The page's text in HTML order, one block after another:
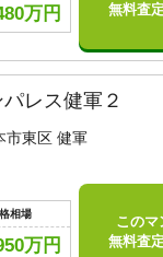
万円
無料査
レス健軍２
市東区 健軍
相場
万円
このマ
無料査